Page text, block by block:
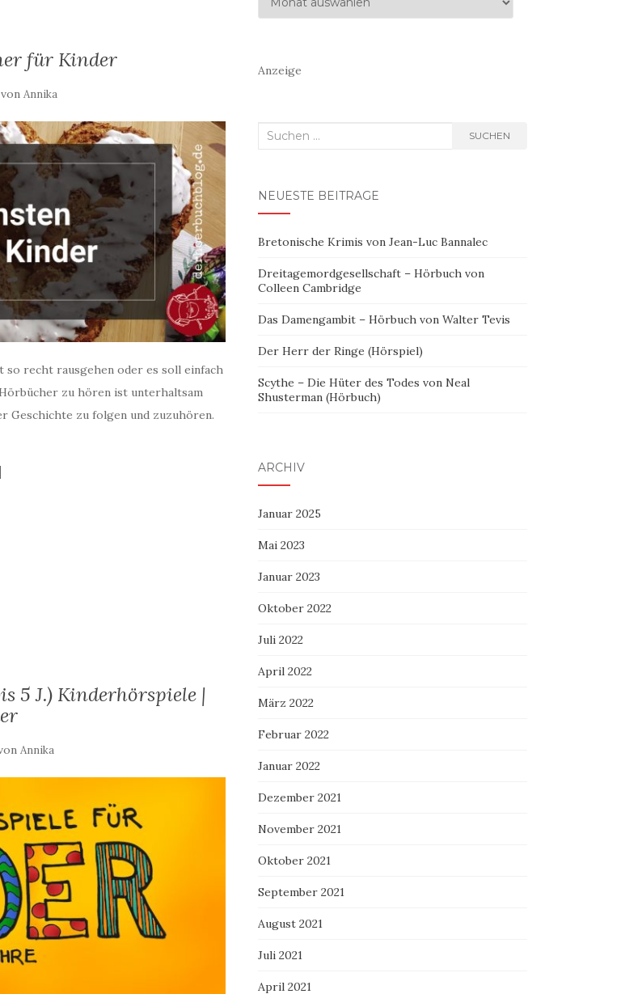
für Kinder
von Annika
so recht rausgehen oder es soll einfach
zu hören ist unterhaltsam
Geschichte zu folgen und zuzuhören.
5 J.) Kinderhörspiele |
Annika
Anzeige
Suchen
SUCHEN
NEUESTE BEITRÄGE
Bretonische Krimis von Jean-Luc Bannalec
Dreitagemordgesellschaft – Hörbuch von
Colleen Cambridge
Das Damengambit – Hörbuch von Walter Tevis
Der Herr der Ringe (Hörspiel)
Scythe – Die Hüter des Todes von Neal
Shusterman (Hörbuch)
ARCHIV
Januar 2025
Mai 2023
Januar 2023
Oktober 2022
Juli 2022
April 2022
März 2022
Februar 2022
Januar 2022
Dezember 2021
November 2021
Oktober 2021
September 2021
August 2021
Juli 2021
April 2021